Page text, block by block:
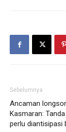
Sebelumnya
Ancaman
Kasmaran:
perlu diantisipasi